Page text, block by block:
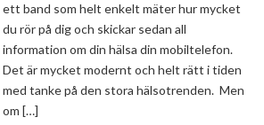
ett band som helt enkelt mäter hur mycket
du rör på dig och skickar sedan all
information om din hälsa din mobiltelefon.
Det är mycket modernt och helt rätt i tiden
med tanke på den stora hälsotrenden. Men
om […]